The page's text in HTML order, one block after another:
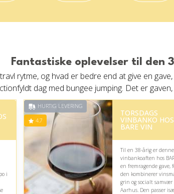
Fantastiske oplevelser til den
rytme, og hvad er bedre end at give en
dag med bungee jumping. Det er
i
HURTIG LEVERING
4.7
TORSDAGS
VINBANKO HOS
BARE VIN
Til en 38-årig er denne
vinbankoaften hos
en fremragende gave,
den kombinerer
grin og socialt samvær
Aarhus. Den passer